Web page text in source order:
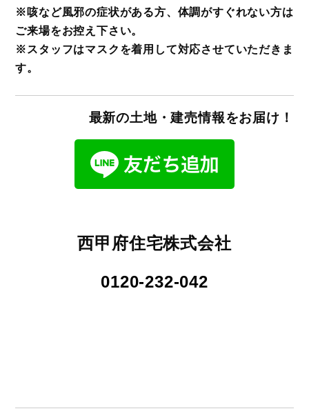
※咳など風邪の症状がある方、体調がすぐれない方は
ご来場をお控え下さい。
※スタッフはマスクを着用して対応させていただきま
す。
最新の土地・建売情報をお届け！
西甲府住宅株式会社
0120-232-042